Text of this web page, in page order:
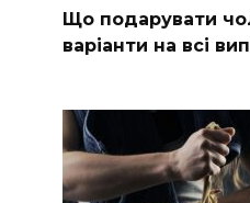
Що подарувати
варіанти на всі